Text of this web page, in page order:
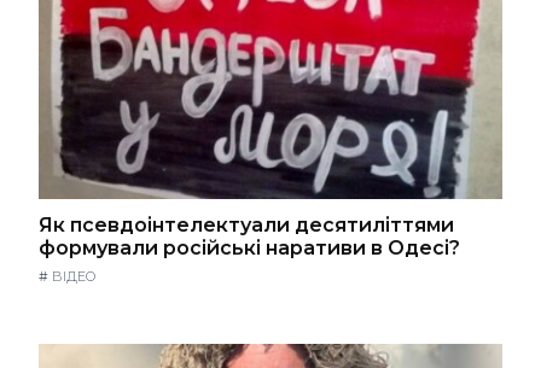
Як псевдоінтелектуали десятиліттями
формували російські наративи в Одесі?
# ВІДЕО